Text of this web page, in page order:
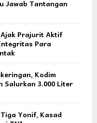
Jawab Tantangan
Ajak Prajurit Aktif
Para
Kodim
Salurkan 3.000 Liter
Yonif, Kasad